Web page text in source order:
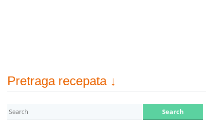
Pretraga recepata ↓